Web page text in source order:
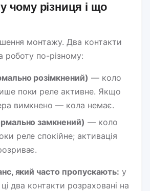
чому різниця і що
монтажу. Два контакти
роботу по-різному:
розімкнений) — коло
поки реле активне. Якщо
вимкнено — кола немає.
замкнений) — коло
реле спокійне; активація
який часто пропускають: у
два контакти розраховані на